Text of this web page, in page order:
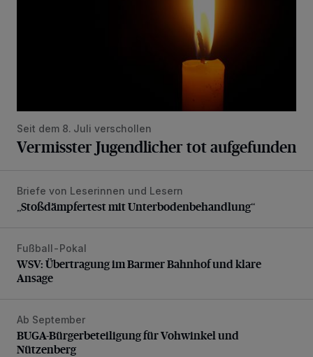
Seit dem 8. Juli verschollen
Vermisster Jugendlicher tot aufgefunden
„Stoßdämpfertest mit Unterbodenbehandlung“
Briefe von Leserinnen und Lesern
„Stoßdämpfertest mit Unterbodenbehandlung“
WSV: Übertragung im Barmer Bahnhof und klare Ansage
Fußball-Pokal
WSV: Übertragung im Barmer Bahnhof und klare
Ansage
BUGA-Bürgerbeteiligung für Vohwinkel und Nützenberg
Ab September
BUGA-Bürgerbeteiligung für Vohwinkel und
Nützenberg